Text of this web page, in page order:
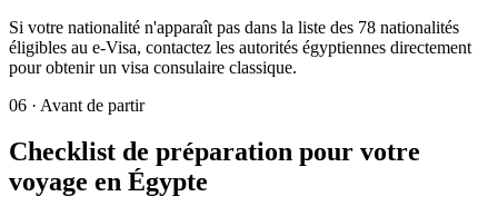
Si votre nationalité n'apparaît pas dans la liste des 78 nationalités
éligibles au e-Visa, contactez les autorités égyptiennes directement
pour obtenir un visa consulaire classique.
06 · Avant de partir
Checklist de préparation pour votre
voyage en Égypte